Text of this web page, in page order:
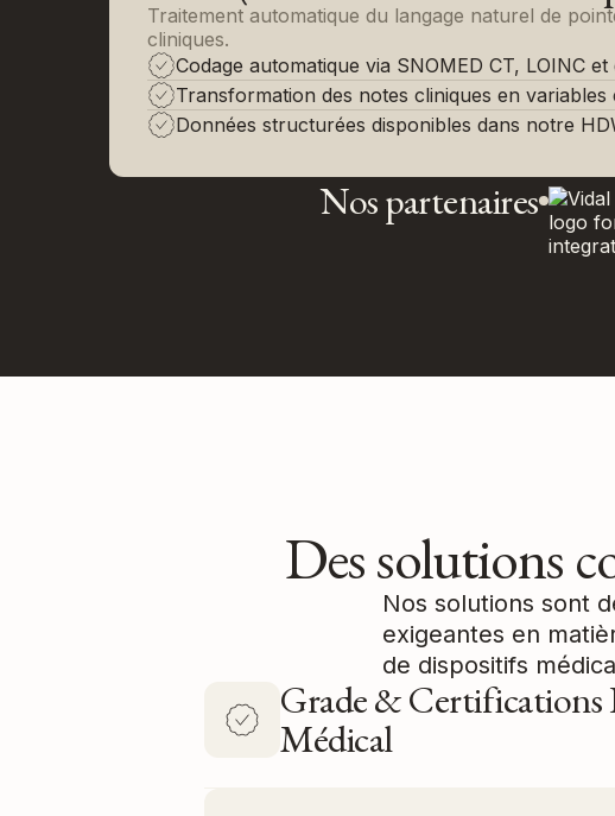
Traitement automatique du langage naturel de
cliniques.
Codage automatique via SNOMED CT, LOINC
Transformation des notes cliniques en
Données structurées disponibles dans notre
Nos partenaires
Des solutions
Nos solutions sont
exigeantes en
de dispositifs
Grade & Certifications
Médical